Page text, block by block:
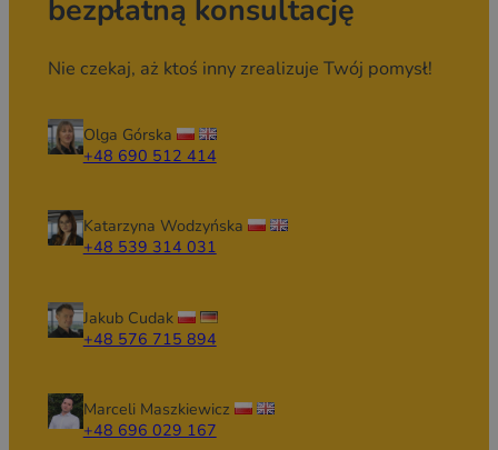
bezpłatną konsultację
Nie czekaj, aż ktoś inny zrealizuje Twój pomysł!
Olga Górska
+48 690 512 414
Katarzyna Wodzyńska
+48 539 314 031
Jakub Cudak
+48 576 715 894
Marceli Maszkiewicz
+48 696 029 167